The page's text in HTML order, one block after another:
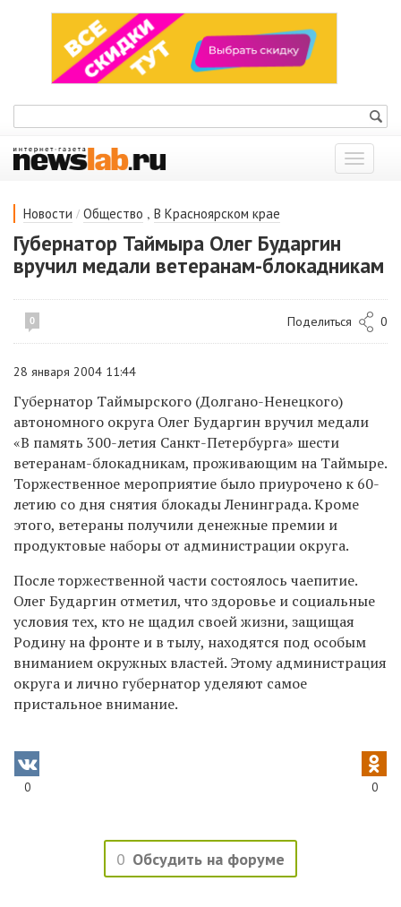
Показать
меню
Новости / Общество , В Красноярском крае
Губернатор Таймыра Олег Бударгин
вручил медали ветеранам-блокадникам
0 Поделиться 0
28 января 2004 11:44
Губернатор Таймырского (Долгано-Ненецкого)
автономного округа Олег Бударгин вручил медали
«В память 300-летия Санкт-Петербурга» шести
ветеранам-блокадникам, проживающим на Таймыре.
Торжественное мероприятие было приурочено к 60-
летию со дня снятия блокады Ленинграда. Кроме
этого, ветераны получили денежные премии и
продуктовые наборы от администрации округа.
После торжественной части состоялось чаепитие.
Олег Бударгин отметил, что здоровье и социальные
условия тех, кто не щадил своей жизни, защищая
Родину на фронте и в тылу, находятся под особым
вниманием окружных властей. Этому администрация
округа и лично губернатор уделяют самое
пристальное внимание.
0 0
0 Обсудить на форуме